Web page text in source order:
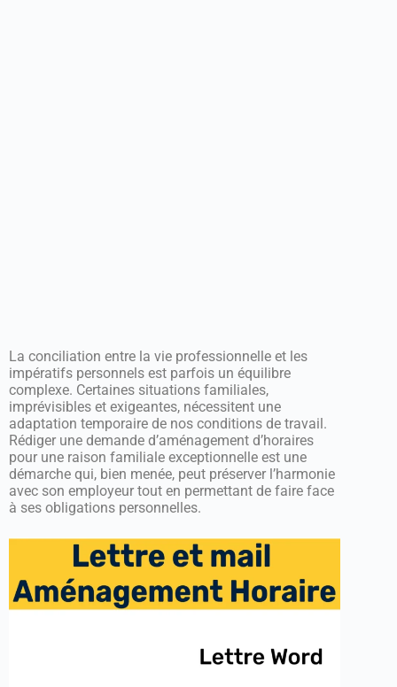
La conciliation entre la vie professionnelle et les
impératifs personnels est parfois un équilibre
complexe. Certaines situations familiales,
imprévisibles et exigeantes, nécessitent une
adaptation temporaire de nos conditions de travail.
Rédiger une demande d’aménagement d’horaires
pour une raison familiale exceptionnelle est une
démarche qui, bien menée, peut préserver l’harmonie
avec son employeur tout en permettant de faire face
à ses obligations personnelles.